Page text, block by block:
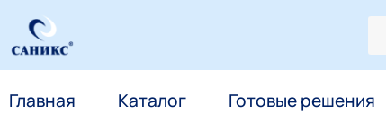
Главная Каталог Готовые решения